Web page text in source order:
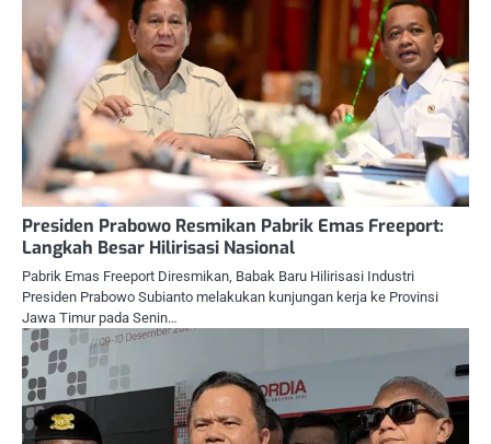
Presiden Prabowo Resmikan Pabrik Emas Freeport:
Langkah Besar Hilirisasi Nasional
Pabrik Emas Freeport Diresmikan, Babak Baru Hilirisasi Industri
Presiden Prabowo Subianto melakukan kunjungan kerja ke Provinsi
Jawa Timur pada Senin…